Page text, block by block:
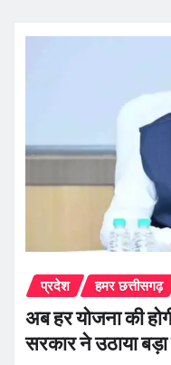
प्रदेश हमर छत्तीसगढ़
अब हर योजना की
सरकार ने उठाया